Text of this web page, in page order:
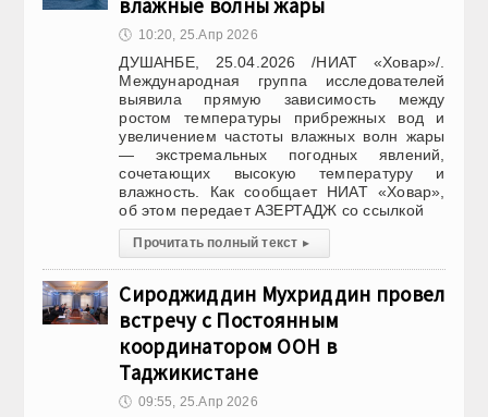
влажные волны жары
🕔 10:20, 25.Апр 2026
ДУШАНБЕ, 25.04.2026 /НИАТ «Ховар»/.
Международная группа исследователей
выявила прямую зависимость между
ростом температуры прибрежных вод и
увеличением частоты влажных волн жары
— экстремальных погодных явлений,
сочетающих высокую температуру и
влажность. Как сообщает НИАТ «Ховар»,
об этом передает АЗЕРТАДЖ со ссылкой
Прочитать полный текст ▸
Сироджиддин Мухриддин провел
встречу с Постоянным
координатором ООН в
Таджикистане
🕔 09:55, 25.Апр 2026